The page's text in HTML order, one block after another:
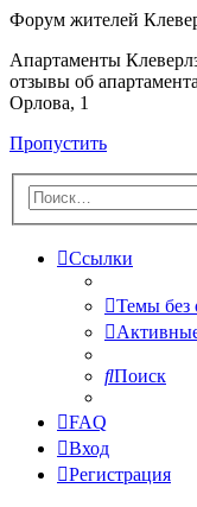
Форум жителей
Апартаменты
отзывы об
Орлова, 1
Пропустить
Ссылки
Темы без
Поиск
FAQ
Вход
Регистрация